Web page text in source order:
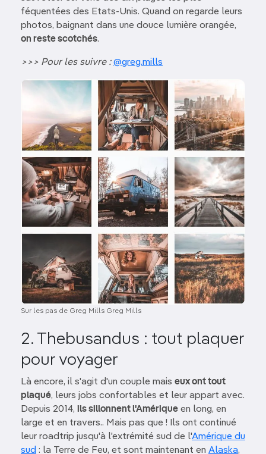
féquentées des Etats-Unis. Quand on regarde leurs
photos, baignant dans une douce lumière orangée,
on reste scotchés.
>>> Pour les suivre :@greg.mills
Image
Sur les pas de Greg Mills Greg Mills
2. Thebusandus : tout plaquer
pour voyager
Là encore, il s'agit d'un couple mais eux ont tout
plaqué, leurs jobs confortables et leur appart avec.
Depuis 2014, ils sillonnent l'Amérique en long, en
large et en travers.. Mais pas que ! Ils ont continué
leur roadtrip jusqu'à l'extrémité sud de l'Amérique du
sud : la Terre de Feu, et sont maintenant en Alaska,